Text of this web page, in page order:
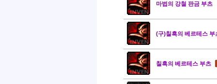
마법의 강철 판금 부츠
(구)칠흑의 베르테스 부
칠흑의 베르테스 부츠